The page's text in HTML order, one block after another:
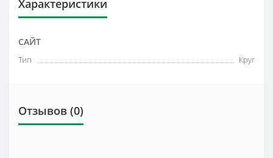
Характеристики
САЙТ
Тип Круг
Отзывов (0)